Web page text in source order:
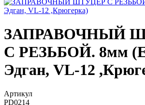
ЗАПРАВОЧНЫЙ
С РЕЗЬБОЙ. 8мм
Эдган, VL-12
Артикул
PD0214